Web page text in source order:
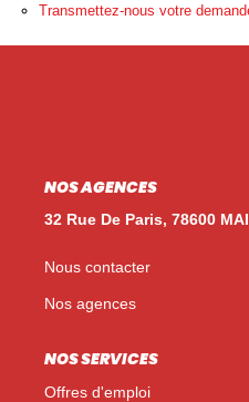
Nous
EN
Transmettez-nous votre
NOS AGENCES
32 Rue De Paris, 78600
Nous contacter
Nos agences
NOS SERVICES
Offres d'emploi